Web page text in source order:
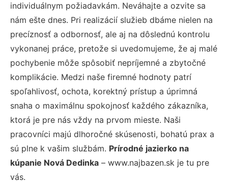
individuálnym požiadavkám. Neváhajte a ozvite sa
nám ešte dnes. Pri realizácií služieb dbáme nielen na
precíznosť a odbornosť, ale aj na dôslednú kontrolu
vykonanej práce, pretože si uvedomujeme, že aj malé
pochybenie môže spôsobiť nepríjemné a zbytočné
komplikácie. Medzi naše firemné hodnoty patrí
spoľahlivosť, ochota, korektný prístup a úprimná
snaha o maximálnu spokojnosť každého zákazníka,
ktorá je pre nás vždy na prvom mieste. Naši
pracovníci majú dlhoročné skúsenosti, bohatú prax a
sú plne k vašim službám. Prírodné jazierko na
kúpanie Nová Dedinka – www.najbazen.sk je tu pre
vás.